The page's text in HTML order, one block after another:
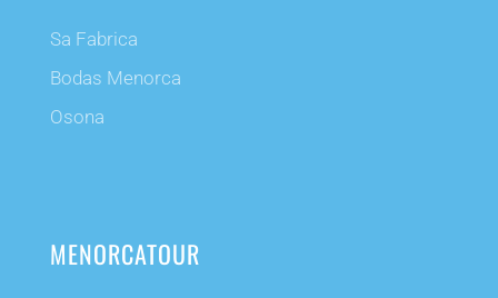
Sa Fabrica
Bodas Menorca
Osona
MENORCATOUR